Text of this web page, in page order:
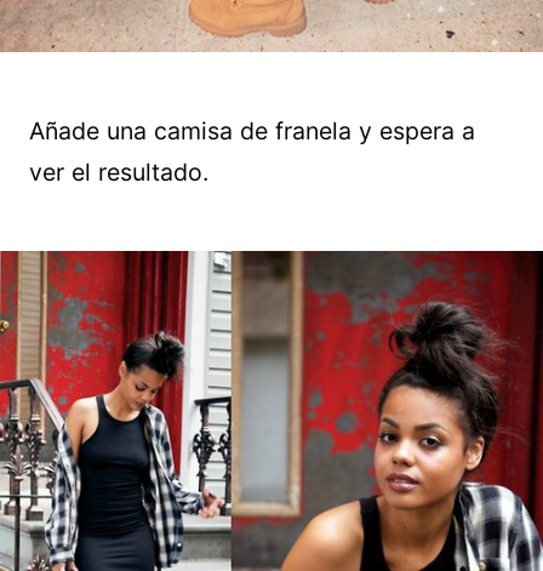
Añade una camisa de franela y espera a
ver el resultado.